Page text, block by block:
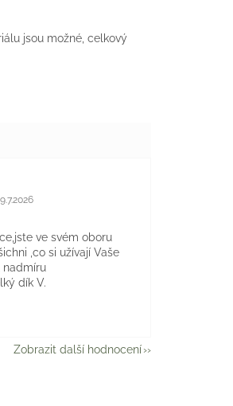
jsou možné, celkový
Hodnocení obchodu je 5 z 5 hvězdiček.
9.7.2026
ve svém oboru
,co si užívají Vaše
nadmíru
dík V.
Zobrazit další hodnocení